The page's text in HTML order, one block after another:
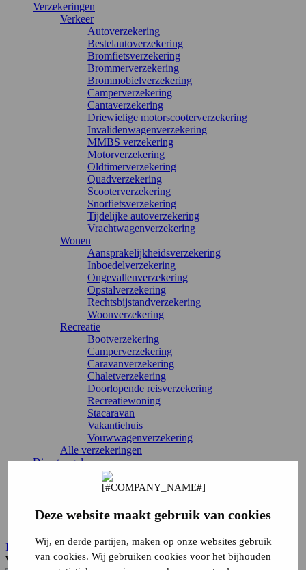
Deze website maakt gebruik van cookies
Wij, en derde partijen, maken op onze websites gebruik
van cookies. Wij gebruiken cookies voor het bijhouden
Verzekeringen
Verkeer
Autoverzekering
Bestelautoverzekering
Bromfietsverzekering
Brommerverzekering
Brommobielverzekering
Camperverzekering
Cantaverzekering
Driewielige motorscooterverzekering
Invalidenwagenverzekering
MMBS verzekering
Motorverzekering
Oldtimerverzekering
Quadverzekering
Scooterverzekering
Snorfietsverzekering
Tijdelijke autoverzekering
Vrachtwagenverzekering
Wonen
Aansprakelijkheidsverzekering
Inboedelverzekering
Ongevallenverzekering
Opstalverzekering
Rechtsbijstandverzekering
Woonverzekering
Recreatie
Bootverzekering
Camperverzekering
Caravanverzekering
Chaletverzekering
Doorlopende reisverzekering
Recreatiewoning
Stacaravan
Vakantiehuis
Vouwwagenverzekering
Alle verzekeringen
Direct regelen
Schade melden
Wijziging doorgeven
Inloggen
Inloggen
Waar ben je naar op zoek?